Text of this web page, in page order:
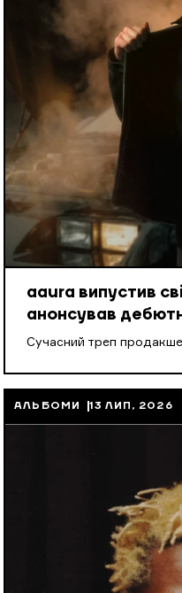
aaura випустив
анонсував
Cучасний треп продакшен
АЛЬБОМИ 13 ЛИП, 2026